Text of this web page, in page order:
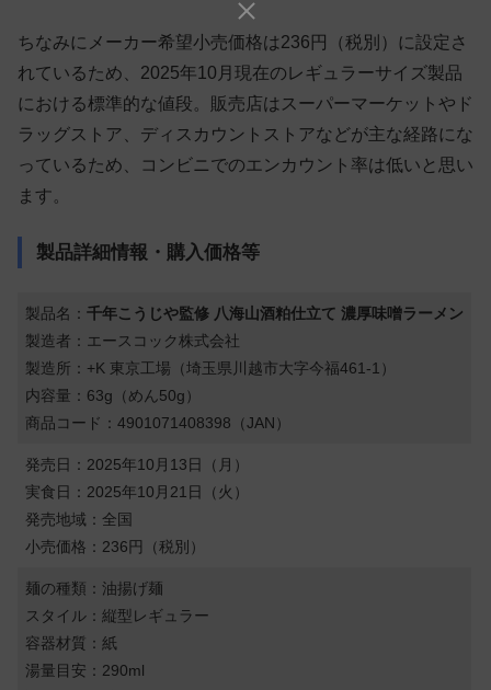
ちなみにメーカー希望小売価格は236円（税別）に設定さ
れているため、2025年10月現在のレギュラーサイズ製品
における標準的な値段。販売店はスーパーマーケットやド
ラッグストア、ディスカウントストアなどが主な経路にな
っているため、コンビニでのエンカウント率は低いと思い
ます。
製品詳細情報・購入価格等
製品名：千年こうじや監修 八海山酒粕仕立て 濃厚味噌ラーメン
製造者：エースコック株式会社
製造所：+K 東京工場（埼玉県川越市大字今福461-1）
内容量：63g（めん50g）
商品コード：4901071408398（JAN）
発売日：2025年10月13日（月）
実食日：2025年10月21日（火）
発売地域：全国
小売価格：236円（税別）
麺の種類：油揚げ麺
スタイル：縦型レギュラー
容器材質：紙
湯量目安：290ml